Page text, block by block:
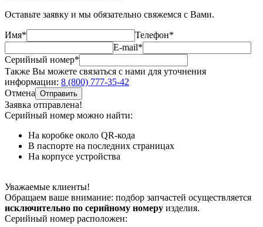
Оставьте заявку и мы обязательно свяжемся с Вами.
Имя*
Телефон*
E-mail*
Серийный номер*
Также Вы можете связаться с нами для уточнения
информации: 8 (800) 777-35-42
Отмена Отправить
Заявка отправлена!
Серийный номер можно найти:
На коробке около QR-кода
В паспорте на последних страницах
На корпусе устройства
Уважаемые клиенты!
Обращаем ваше внимание: подбор запчастей осуществляется
исключительно по серийному номеру изделия.
Серийный номер расположен: